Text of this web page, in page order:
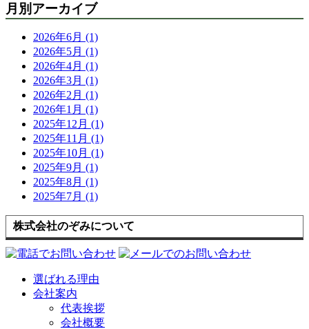
月別アーカイブ
2026年6月 (1)
2026年5月 (1)
2026年4月 (1)
2026年3月 (1)
2026年2月 (1)
2026年1月 (1)
2025年12月 (1)
2025年11月 (1)
2025年10月 (1)
2025年9月 (1)
2025年8月 (1)
2025年7月 (1)
株式会社のぞみについて
選ばれる理由
会社案内
代表挨拶
会社概要